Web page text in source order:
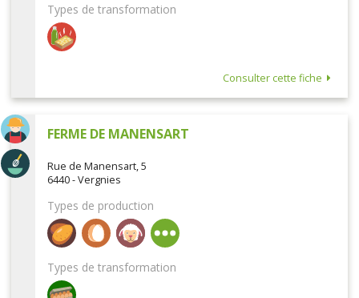
Types de transformation
Consulter cette fiche
FERME DE MANENSART
Rue de Manensart, 5
6440 - Vergnies
Types de production
Types de transformation